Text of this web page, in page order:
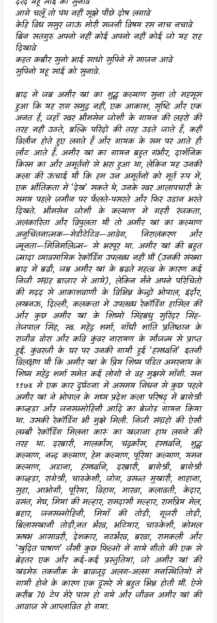
आगे चलूँ तो पंथ नहीं सूझे पीछे दोष लगावे
केहि विध ससुर जाऊं मोरी सजनी विषय रस नाच नचावे
बिन सतगुरु अपनो नहीं कोई अपनो नहीं कोई जो यह राह
दिखावे
कहत कबीर सुनो भाई साधो सुपिने में साजन आवे
सुपिनो यहू सांई को सुनावे.
बाद में जब अमीर खां का शुद्ध कल्याण सुना तो महसूस
हुआ कि यह राग समुद्र नहीं, एक आकाश, सृष्टि और एक
अनंत है, जहाँ स्वर भीमसेन जोशी के गायन की लहरों की
तरह नहीं उठते, बल्कि परिंदों की तरह उड़ते जाते हैं, कहीं
विलीन होते हुए लगते हैं और गायक के सम पर आते ही
लौट आते हैं. अमीर खां का गायन बहुत गंभीर, दार्शनिक
किस्म का और अमूर्तनों से भरा हुआ था, लेकिन यह उनकी
कला की ऊंचाई थी कि हम उन अमूर्तनों को मूर्त रूप में,
एक भौतिकता में‘देख’ सकते थे,उनके स्वर आलापचारी के
समय पहले ज़मीन पर फैलते-पसरते और फिर उड़ान भरते
दिखते. भीमसेन जोशी के कल्याण में गहरी रंजकता,
अलंकारिता और विपुलता थी तो अमीर खां का कल्याण
अनुचिंतनात्मक—मेडीटेटिव—आवेग, निरालंकरण और
न्यूनता—मिनिमलिज्म– से भरपूर था. अमीर खां की बहुत
ज्यादा व्यावसायिक रेकॉर्डिंग उपलब्ध नहीं थीं (उनकी संख्या
बाद में बढ़ी, जब अमीर खां के बढ़ते महत्व के कारण कई
निजी संग्रह बाज़ार में आये), लेकिन मैंने अपने परिचितों
की मदद से आकाशवाणी के विभिन्न केन्द्रों भोपाल, इंदौर,
लखनऊ,दिल्ली, कलकत्ता में उपलब्ध रेकॉर्डिंग हासिल कीं
और कुछ अमीर खां के शिष्यों सिंहबंधु सुरिंदर सिंह-
तेजपाल सिंह, स्व. महेंद्र शर्मा, गाँधी शांति प्रतिष्ठान के
राजीव वोरा और कवि कुंवर नारायण के सौजन्य से प्राप्त
हुईं. कुंवरजी के घर पर उनकी गायी हुई ‘हंसध्वनि’ इतनी
विलक्षण थी कि अमीर खां के प्रिय शिष्य पंडित अमरनाथ के
शिष्य महेंद्र शर्मा समेत कई लोगों ने वह मुझसे माँगी. सन
१९७४ में एक कार दुर्घटना में असमय निधन से कुछ पहले
अमीर खां ने भोपाल के मध्य प्रदेश कला परिषद् में बागेश्री
कान्हड़ा और जनसम्मोहिनी आदि का बेजोड़ गायन किया
था. उसकी रेकॉर्डिंग भी मुझे मिली. निजी संग्रहों की ऐसी
लम्बी रेकॉर्डिंग मिलना कारूं का खज़ाना हाथ लगने की
तरह था. दरबारी,मालकौंस, चंद्रकौंस,हंसध्वनि, शुद्ध
कल्याण,नन्द कल्याण,हेम कल्याण,पूरिया कल्याण,यमन
कल्याण,अडाना,हंसध्वनि, दरबारी, बागेश्री, बागेश्री
कान्हड़ा,रागेश्री, चारुकेशी, जोग, वसन्त मुखारी, शाहाना,
सुहा, आभोगी,पूरिया, विहाग, मारवा,कलावती, केदार,
वसंत, मेघ, मियां की मल्हार,रामदासी मल्हार,रामप्रिय मेल,
बहार, जनसम्मोहिनी, मियाँ की तोड़ी, गूजरी तोड़ी,
बिलासखानी तोड़ी,नत भैरव, भटियार, चारुकेशी, कोमल
ऋषभ आसावरी,देशकार, नटभैरव, बरवा,रामकली और
‘खुदित पाषाण’ जैसी कुछ फिल्मों में गाये गीतो की एक से
बेहतर एक और कई-कई प्रस्तुतियां, जो अमीर खां की
खंडमेरु तकनीक के बावजूद अलग-अलग मनःस्थितियों में
गायी होने के कारण एक दूसरे से बहुत भिन्न होती थीं. ऐसे
करीब 70टेप मेरे पास हो गये और जीवन अमीर खां की
आवाज़ से आप्लावित हो गया.